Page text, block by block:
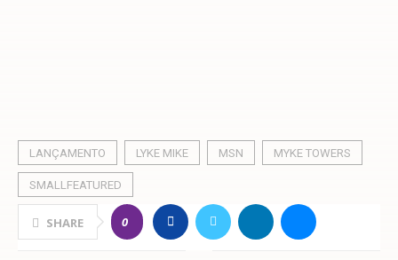
LANÇAMENTO LYKE MIKE MSN MYKE TOWERS
SMALLFEATURED
SHARE 0